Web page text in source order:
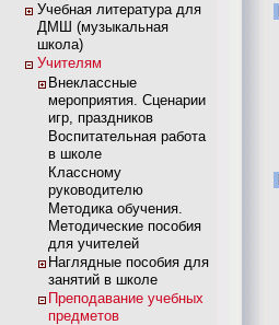
Учебная литература для
ДМШ (музыкальная
школа)
Учителям
Внеклассные
мероприятия. Сценарии
игр, праздников
Воспитательная работа
в школе
Классному
руководителю
Методика обучения.
Методические пособия
для учителей
Наглядные пособия для
занятий в школе
Преподавание учебных
предметов